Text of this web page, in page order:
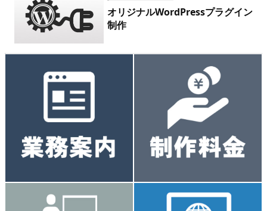
オリジナルWordPressプラグイン
制作